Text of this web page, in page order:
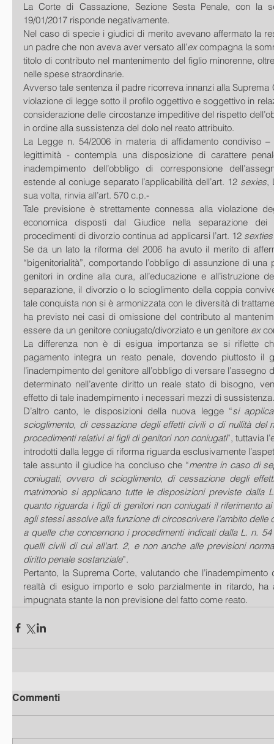
La Corte di Cassazione, Sezione Sesta Penale, con la
19/01/2017 risponde negativamente.
Nel caso di specie i giudici di merito avevano affermato la
un padre che non aveva aver versato all’ex compagna la
titolo di contributo nel mantenimento del figlio minorenne,
nelle spese straordinarie.
Avverso tale sentenza il padre ricorreva innanzi alla Suprema
violazione di legge sotto il profilo oggettivo e soggettivo in
considerazione delle circostanze impeditive del rispetto
in ordine alla sussistenza del dolo nel reato attribuito.
La Legge n. 54/2006 in materia di affidamento condiviso
legittimità - contempla una disposizione di carattere
inadempimento dell’obbligo di corresponsione
estende al coniuge separato l’applicabilità dell’art. 12 sexies,
sua volta, rinvia all’art. 570 c.p.-
Tale previsione è strettamente connessa alla violazione
economica disposti dal Giudice nella separazione dei
procedimenti di divorzio continua ad applicarsi l’art. 12 sexties
Se da un lato la riforma del 2006 ha avuto il merito di
“bigenitorialità”, comportando l’obbligo di assunzione di una
genitori in ordine alla cura, all’educazione e all’istruzione
separazione, il divorzio o lo scioglimento della coppia
tale conquista non si è armonizzata con le diversità di
ha previsto nei casi di omissione del contributo al
essere da un genitore coniugato/divorziato e un genitore ex
La differenza non è di esigua importanza se si riflette
pagamento integra un reato penale, dovendo piuttosto il
l’inadempimento del genitore all’obbligo di versare l’assegno
determinato nell’avente diritto un reale stato di bisogno,
effetto di tale inadempimento i necessari mezzi di sussistenza.
D’altro canto, le disposizioni della nuova legge “si
scioglimento, di cessazione degli effetti civili o di nullità del
procedimenti relativi ai figli di genitori non coniugati”, tuttavia
introdotti dalla legge di riforma riguarda esclusivamente
tale assunto il giudice ha concluso che “mentre in caso di
coniugati, ovvero di scioglimento, di cessazione degli
matrimonio si applicano tutte le disposizioni previste dalla
quanto riguarda i figli di genitori non coniugati il riferimento
agli stessi assolve alla funzione di circoscrivere l'ambito delle
a quelle che concernono i procedimenti indicati dalla L. n.
quelli civili di cui all'art. 2, e non anche alle previsioni
diritto penale sostanziale”.
Pertanto, la Suprema Corte, valutando che
realtà di esiguo importo e solo parzialmente in ritardo, ha
impugnata stante la non previsione del fatto come reato.
Commenti